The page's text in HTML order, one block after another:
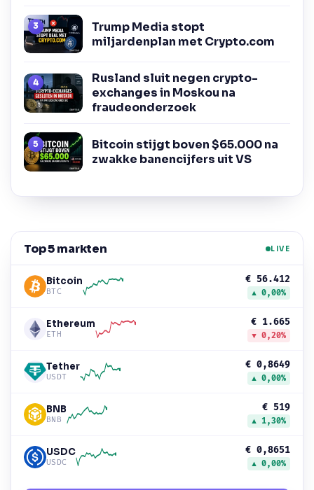
Trump Media stopt
miljardenplan met Crypto.com
Rusland sluit negen crypto-
exchanges in Moskou na
fraudeonderzoek
Bitcoin stijgt boven $65.000 na
zwakke banencijfers uit VS
Top 5 markten LIVE
Bitcoin
BTC
€ 56.412
▲ 0,00%
Ethereum
ETH
€ 1.665
▼ 0,20%
Tether
USDT
€ 0,8649
▲ 0,00%
BNB
BNB
€ 519
▲ 1,30%
USDC
USDC
€ 0,8651
▲ 0,00%